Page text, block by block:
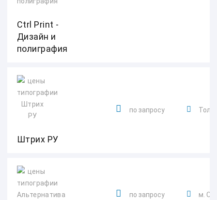
Ctrl Print -
Дизайн и
полиграфия
Штрих РУ
по запросу
по запросу м.